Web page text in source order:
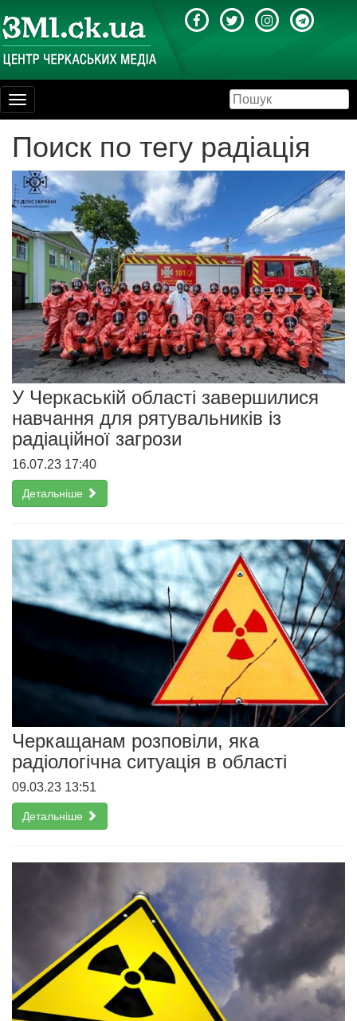
Toggle
navigation
Поиск по тегу радіація
У Черкаській області завершилися
навчання для рятувальників із
радіаційної загрози
16.07.23 17:40
Детальніше
Черкащанам розповіли, яка
радіологічна ситуація в області
09.03.23 13:51
Детальніше